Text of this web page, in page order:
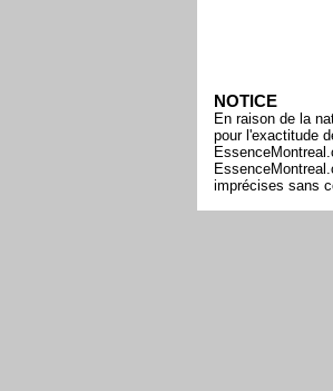
NOTICE
En raison de la
pour l'exactitude
imprécises sans